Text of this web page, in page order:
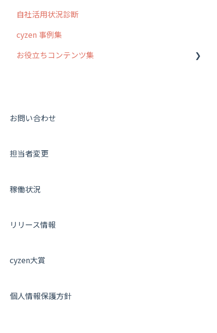
予定
日報
履歴
パフォーマンス
お知らせ
スポット
ステータス・主観
報告書・行動種別
活動通知
商品
交通費自動計算
安全走行支援
写真管理・高画質化
その他オプション
契約・その他
グループ・ユーザーについて
GPS・位置情報 について
ルート自動記録 について
報告書について
メンバー画面について
その他よくある質問
自社活用状況診断
cyzen 事例集
お役立ちコンテンツ集
動画集：共通
お問い合わせ
担当者変更
稼働状況
リリース情報
cyzen大賞
個人情報保護方針